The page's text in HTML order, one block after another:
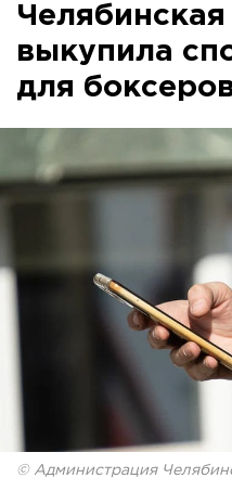
выкупила
для
© Администрация